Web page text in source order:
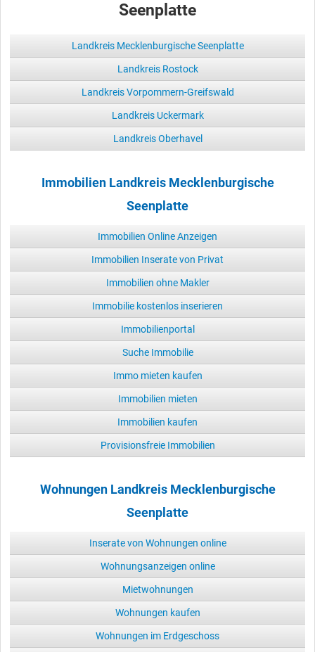
Seenplatte
Landkreis Mecklenburgische Seenplatte
Landkreis Rostock
Landkreis Vorpommern-Greifswald
Landkreis Uckermark
Landkreis Oberhavel
Immobilien Landkreis Mecklenburgische
Seenplatte
Immobilien Online Anzeigen
Immobilien Inserate von Privat
Immobilien ohne Makler
Immobilie kostenlos inserieren
Immobilienportal
Suche Immobilie
Immo mieten kaufen
Immobilien mieten
Immobilien kaufen
Provisionsfreie Immobilien
Wohnungen Landkreis Mecklenburgische
Seenplatte
Inserate von Wohnungen online
Wohnungsanzeigen online
Mietwohnungen
Wohnungen kaufen
Wohnungen im Erdgeschoss